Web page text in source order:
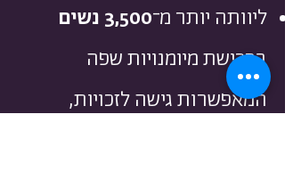
ליוותה יותר מ־3,500 נשים
ברכישת מיומנויות שפה
המאפשרות גישה לזכויות,